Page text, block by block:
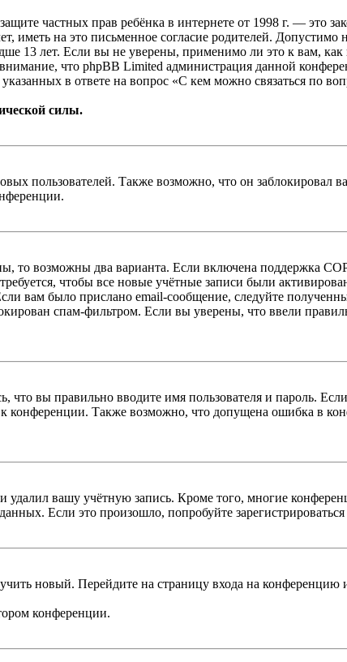
частных прав ребёнка в интернете от 1998 г. — это
иметь на это письменное согласие родителей.
13 лет. Если вы не уверены, применимо ли это к вам,
что phpBB Limited администрация данной
в ответе на вопрос «С кем можно связаться по
силы.
пользователей. Также возможно, что он заблокировал
то возможны два варианта. Если включена поддержка
чтобы все новые учётные записи были
вам было прислано email-сообщение, следуйте
спам-фильтром. Если вы уверены, что ввели
что вы правильно вводите имя пользователя и пароль.
конференции. Также возможно, что допущена ошибка в
вашу учётную запись. Кроме того, многие
Если это произошло, попробуйте зарегистрироваться
новый. Перейдите на страницу входа на конференцию
конференции.